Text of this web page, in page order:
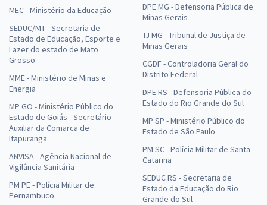
MEC - Ministério da Educação
SEDUC/MT - Secretaria de
Estado de Educação, Esporte e
Lazer do estado de Mato
Grosso
MME - Ministério de Minas e
Energia
MP GO - Ministério Público do
Estado de Goiás - Secretário
Auxiliar da Comarca de
Itapuranga
ANVISA - Agência Nacional de
Vigilância Sanitária
PM PE - Polícia Militar de
Pernambuco
DPE MG - Defensoria Pública de
Minas Gerais
TJ MG - Tribunal de Justiça de
Minas Gerais
CGDF - Controladoria Geral do
Distrito Federal
DPE RS - Defensoria Pública do
Estado do Rio Grande do Sul
MP SP - Ministério Público do
Estado de São Paulo
PM SC - Polícia Militar de Santa
Catarina
SEDUC RS - Secretaria de
Estado da Educação do Rio
Grande do Sul